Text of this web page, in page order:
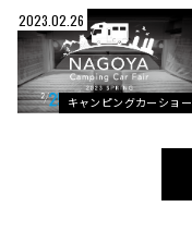
2023.02.26
キャンピングカーショー